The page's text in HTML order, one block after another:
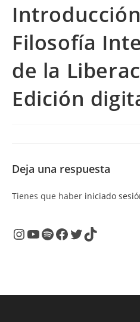
Filosofía
de la
Edición
Deja una respuesta
Tienes que haber iniciado
Instagram
YouTube
SpotifyFacebook
Twitter
TikTok